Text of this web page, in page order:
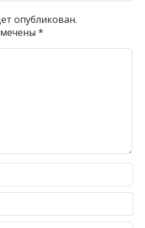
опубликован.
*